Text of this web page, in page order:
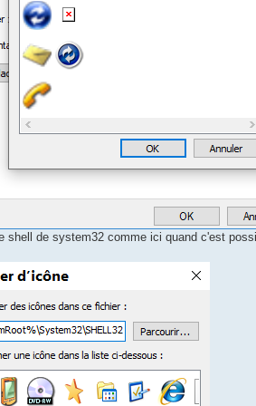
shell de system32 comme ici quand c'est